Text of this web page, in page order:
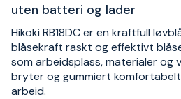
uten batteri og lader
Hikoki RB18DC er en kraftfull
blåsekraft raskt og effektivt
som arbeidsplass, materialer og
bryter og gummiert
arbeid.